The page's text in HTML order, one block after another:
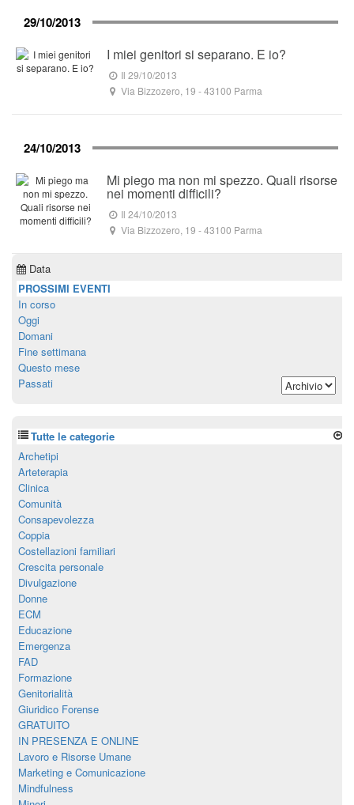
29/10/2013
I miei genitori si separano. E io?
Il 29/10/2013
Via Bizzozero, 19 -43100 Parma
24/10/2013
Mi piego ma non mi spezzo. Quali risorse
nei momenti difficili?
Il 24/10/2013
Via Bizzozero, 19 -43100 Parma
Data
PROSSIMI EVENTI
In corso
Oggi
Domani
Fine settimana
Questo mese
Passati
Tutte le categorie
Archetipi
Arteterapia
Clinica
Comunità
Consapevolezza
Coppia
Costellazioni familiari
Crescita personale
Divulgazione
Donne
ECM
Educazione
Emergenza
FAD
Formazione
Genitorialità
Giuridico Forense
GRATUITO
IN PRESENZA E ONLINE
Lavoro e Risorse Umane
Marketing e Comunicazione
Mindfulness